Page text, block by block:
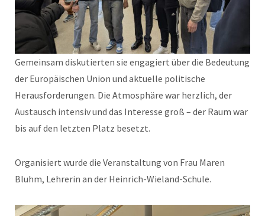
Gemeinsam diskutierten sie engagiert über die Bedeutung
der Europäischen Union und aktuelle politische
Herausforderungen. Die Atmosphäre war herzlich, der
Austausch intensiv und das Interesse groß – der Raum war
bis auf den letzten Platz besetzt.
Organisiert wurde die Veranstaltung von Frau Maren
Bluhm, Lehrerin an der Heinrich-Wieland-Schule.